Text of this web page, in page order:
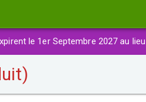
le 1er Septembre 2027 au